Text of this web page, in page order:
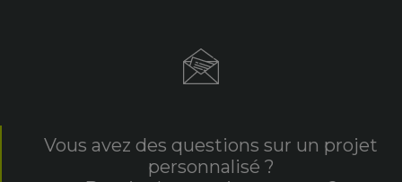
Vous avez des questions sur un projet
personnalisé ?